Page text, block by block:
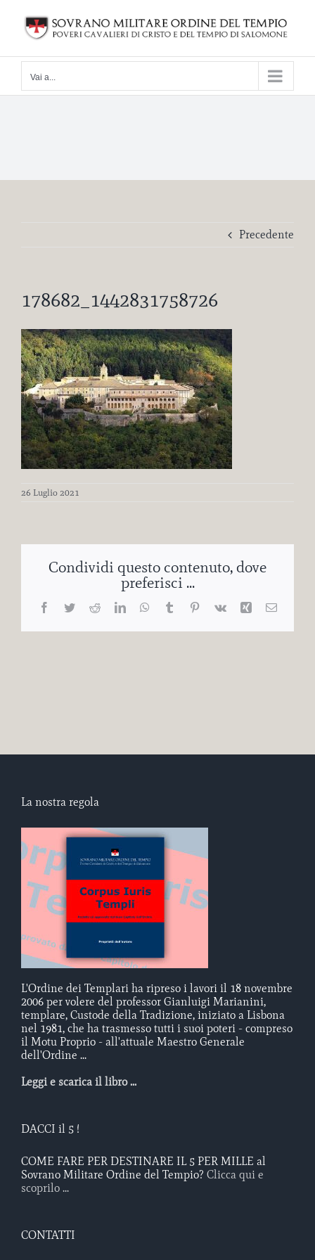
contenuto
Vai a...
Precedente
178682_1442831758726
26 Luglio 2021
Condividi questo contenuto, dove
preferisci ...
Facebook
TwitterRedditLinkedInWhatsApp
TumblrPinterest
Vk Xing Email
La nostra regola
L'Ordine dei Templari ha ripreso i lavori il 18 novembre
2006 per volere del professor Gianluigi Marianini,
templare, Custode della Tradizione, iniziato a Lisbona
nel 1981, che ha trasmesso tutti i suoi poteri - compreso
il Motu Proprio - all'attuale Maestro Generale
dell'Ordine ...
Leggi e scarica il libro ...
DACCI il 5 !
COME FARE PER DESTINARE IL 5 PER MILLE al
Sovrano Militare Ordine del Tempio? Clicca qui e
scoprilo ...
CONTATTI